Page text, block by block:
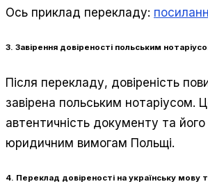
Ось приклад перекладу:
3. Завірення довіреності польським
Після перекладу, довіреність
завірена польським нотаріусом.
автентичність документу та його
юридичним вимогам Польщі.
4. Переклад довіреності на українську мову